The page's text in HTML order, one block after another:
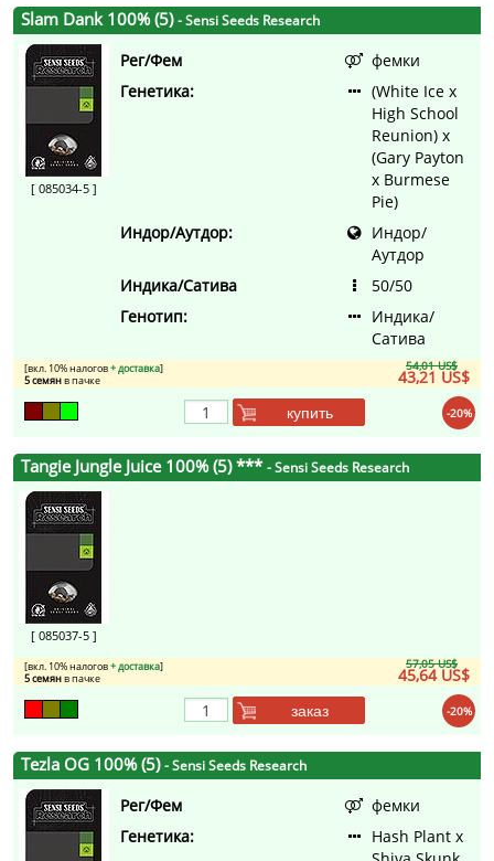
Slam Dank 100% (5)- Sensi Seeds Research
[ 085034-5 ]
Рег/Фем
фемки
Генетика:
(White Ice x
High School
Reunion) x
(Gary Payton
x Burmese
Pie)
Индор/Аутдор:
Индор/
Аутдор
Индика/Сатива
50/50
Генотип:
Индика/
Сатива
54,01 US$
43,21 US$
[вкл. 10% налогов+ доставка]
5 семянв пачке
-20%
купить
Tangie Jungle Juice 100% (5) ***- Sensi Seeds Research
[ 085037-5 ]
57,05 US$
45,64 US$
[вкл. 10% налогов+ доставка]
5 семянв пачке
-20%
заказ
Tezla OG 100% (5)- Sensi Seeds Research
Рег/Фем
фемки
Генетика:
Hash Plant x